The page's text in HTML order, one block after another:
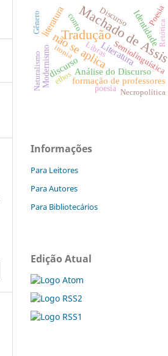
Machado de Assis
Tradução
não se aplica
literatura
Literatura
Análise do Discurso
discurso
Identidade
formação de professores
Semiolinguística
conto
Modernismoethos
Libras
poesia
Discurso Poesia
Naturalismo
Necropolítica
Retórica
Gênero
ironia
Informações
Para Leitores
Para Autores
Para Bibliotecários
Edição Atual